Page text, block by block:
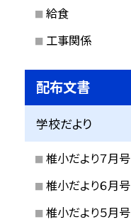
給食
工事関係
配布文書
学校だより
椎小だより７月号
椎小だより６月号
椎小だより５月号